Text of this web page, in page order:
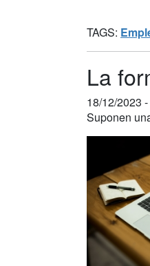
TAGS:
La
18/12/2023 -
Suponen